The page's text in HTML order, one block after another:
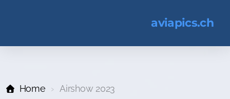
aviapics.ch
Home Airshow 2023